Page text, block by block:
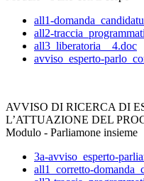
all1-
all2-
all3_liberatoria__4.doc
avviso_esperto-
AVVISO DI RICERCA DI
L’ATTUAZIONE DEL
Modulo - Parliamone insieme
3a-avviso_esperto-
all1_corretto-